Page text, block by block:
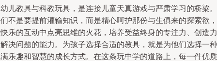
儿教具与科教玩具，是连接儿童天真游戏与严肃学习的桥梁。
不是要提前灌输知识，而是精心呵护那份与生俱来的探索欲，
乐的互动中点亮思维的火花，培养受益终身的专注力、创造力
决问题的能力。为孩子选择合适的教具，就是为他们选择一种
乐趣和智慧的成长方式。在这条玩中学的道路上，每一件优质